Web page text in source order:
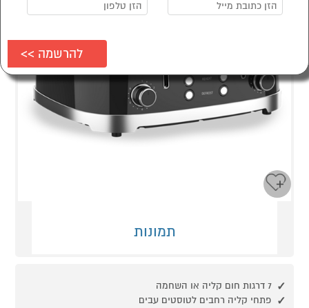
תמונות
7 דרגות חום קליה או השחמה
פתחי קליה רחבים לטוסטים עבים